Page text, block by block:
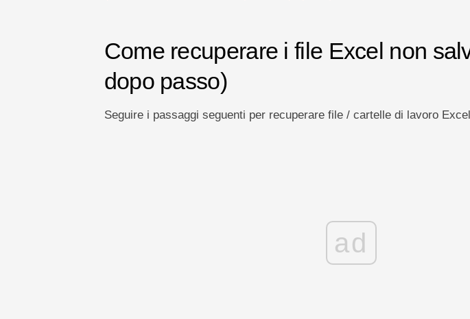
Come recuperare i file Excel non
dopo passo)
Seguire i passaggi seguenti per recuperare file / cartelle di lavoro
ad